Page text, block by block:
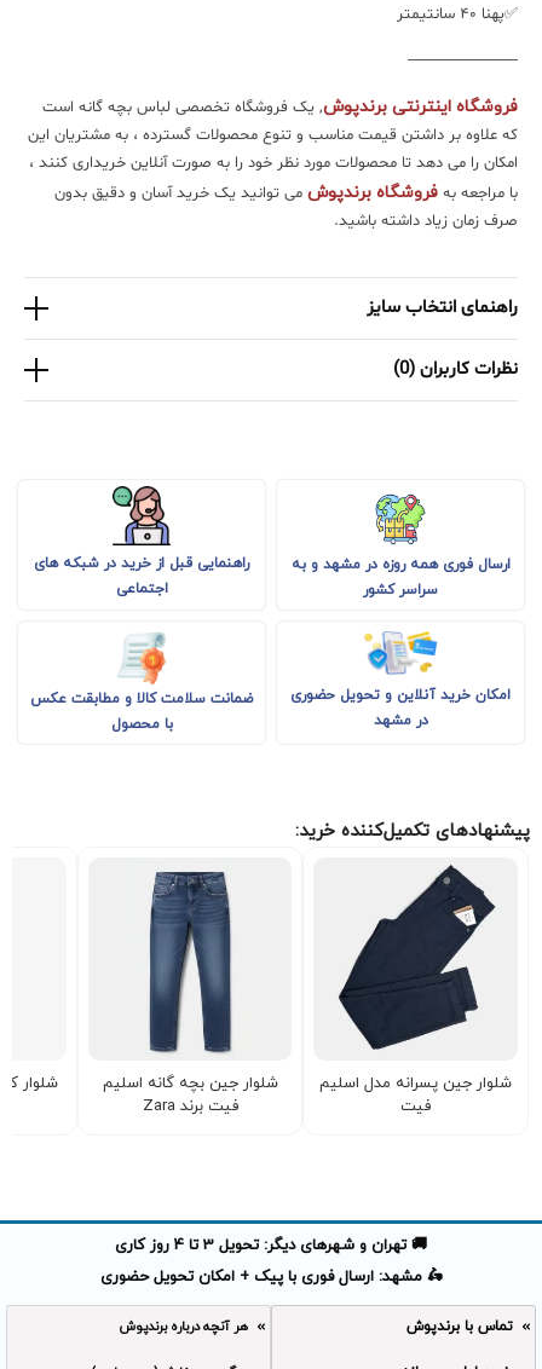
✅پهنا ۴۰ سانتیمتر
———————
فروشگاه اینترنتی برندپوش, یک فروشگاه تخصصی لباس بچه گانه است
که علاوه بر داشتن قیمت مناسب و تنوع محصولات گسترده ، به مشتریان این
امکان را می دهد تا محصولات مورد نظر خود را به صورت آنلاین خریداری کنند ،
با مراجعه به فروشگاه برندپوش می توانید یک خرید آسان و دقیق بدون
صرف زمان زیاد داشته باشید.
راهنمای انتخاب سایز
نظرات کاربران (0)
ارسال فوری همه روزه در مشهد و به
سراسر کشور
راهنمایی قبل از خرید در شبکه های
اجتماعی
امکان خرید آنلاین و تحویل حضوری
در مشهد
ضمانت سلامت کالا و مطابقت عکس
با محصول
پیشنهادهای تکمیل‌کننده خرید:
شلوار جین پسرانه مدل اسلیم
فیت
شلوار جین بچه گانه اسلیم
فیت برند Zara
🚚 تهران و شهرهای دیگر: تحویل 3 تا 4 روز کاری
🛵 مشهد: ارسال فوری با پیک + امکان تحویل حضوری
تماس با برندپوش هر آنچه درباره برندپوش